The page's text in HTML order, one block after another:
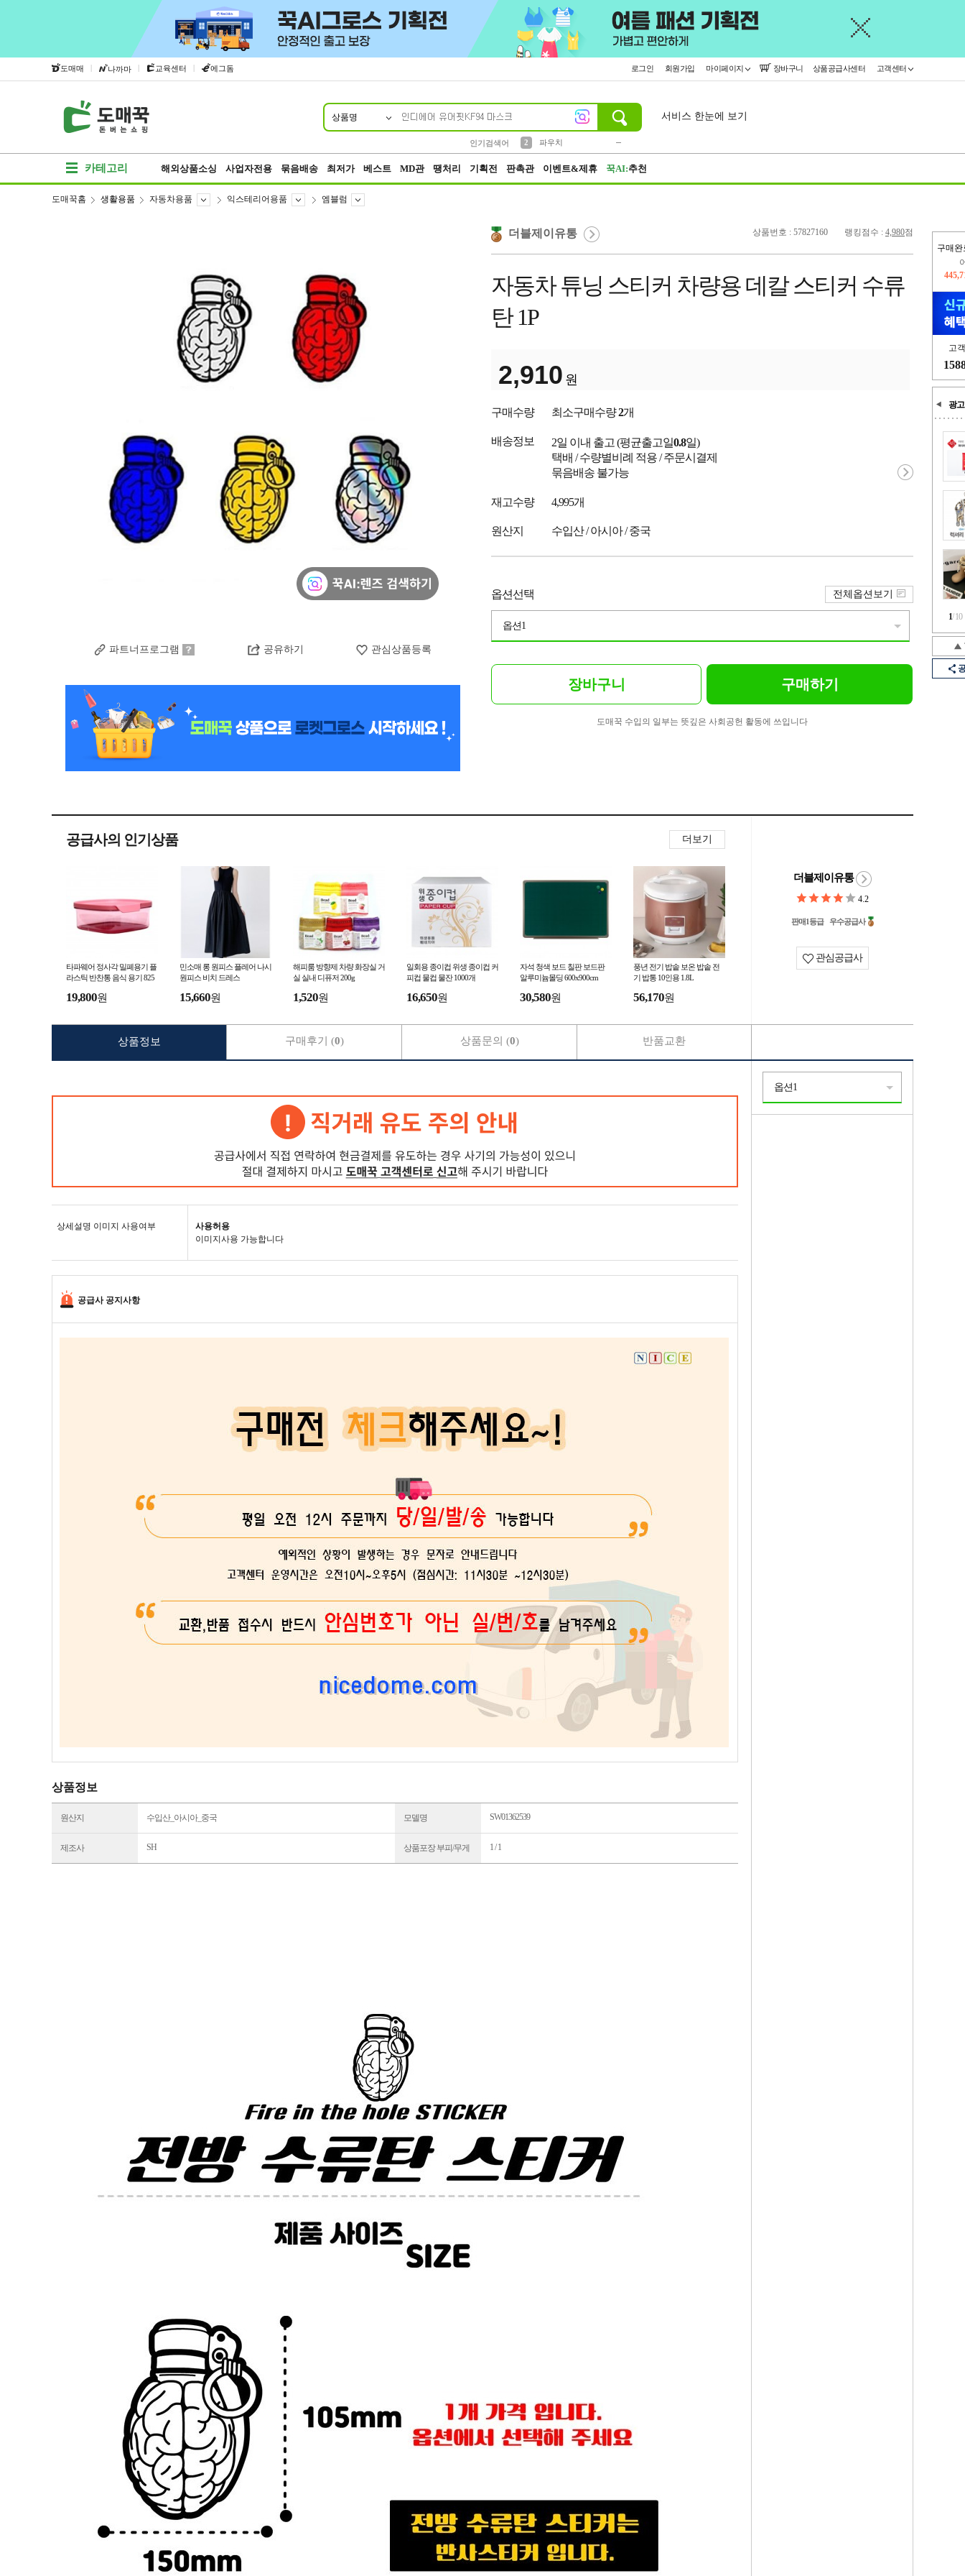
도매매 | 나까마 | 교육센터 | 에그돔 로그인 회원가입 마이페이지 장바구니 상품공급사센터 고객센터
상품명
인기검색어
2
파우치
서비스 한눈에 보기
카테고리 해외상품소싱 사업자전용 묶음배송 최저가 베스트 MD관 땡처리 기획전 판촉관 이벤트&제휴 꾹AI:추천
구매완
오
고
광고
1/10
도매꾹홈 생활용품 자동차용품 익스테리어용품 엠블럼
파트너프로그램 공유하기 관심상품등록
상품번호 : 57827160 랭킹점수 : 4,980점
더블제이유통
자동차 튜닝 스티커 차량용 데칼 스티커 수류
탄 1P
2,910 원
구매수량 최소구매수량2개
배송정보 2일 이내 출고 (평균출고일0.8일)
택배 / 수량별비례 적용 / 주문시결제
묶음배송 불가능
재고수량 4,995개
원산지 수입산 / 아시아 / 중국
옵션선택
옵션1
전체옵션보기
장바구니 구매하기
도매꾹 수입의 일부는 뜻깊은 사회공헌 활동에 쓰입니다
공급사의 인기상품 더보기
타파웨어 정사각 밀폐용기 플
라스틱 반찬통 음식 용기 825
19,800원
민소매 롱 원피스 플레어 나시
원피스 비치 드레스
15,660원
해피룸 방향제 차량 화장실 거
실 실내 디퓨저 200g
1,520원
일회용 종이컵 위생 종이컵 커
피컵 물컵 물잔 1000개
16,650원
자석 청색 보드 칠판 보드판
알루미늄몰딩 600x900cm
30,580원
풍년 전기 밥솥 보온 밥솥 전
기 밥통 10인용 1.8L
56,170원
더블제이유통
4.2
판매1등급 우수공급사
관심공급사
상세설명 이미지 사용여부
사용허용
이미지사용 가능합니다
공급사 공지사항
상품정보
원산지 수입산_아시아_중국 모델명 SW01362539
제조사 SH 상품포장 부피/무게 1 / 1
상품정보 구매후기 (0) 상품문의 (0) 반품교환
옵션1